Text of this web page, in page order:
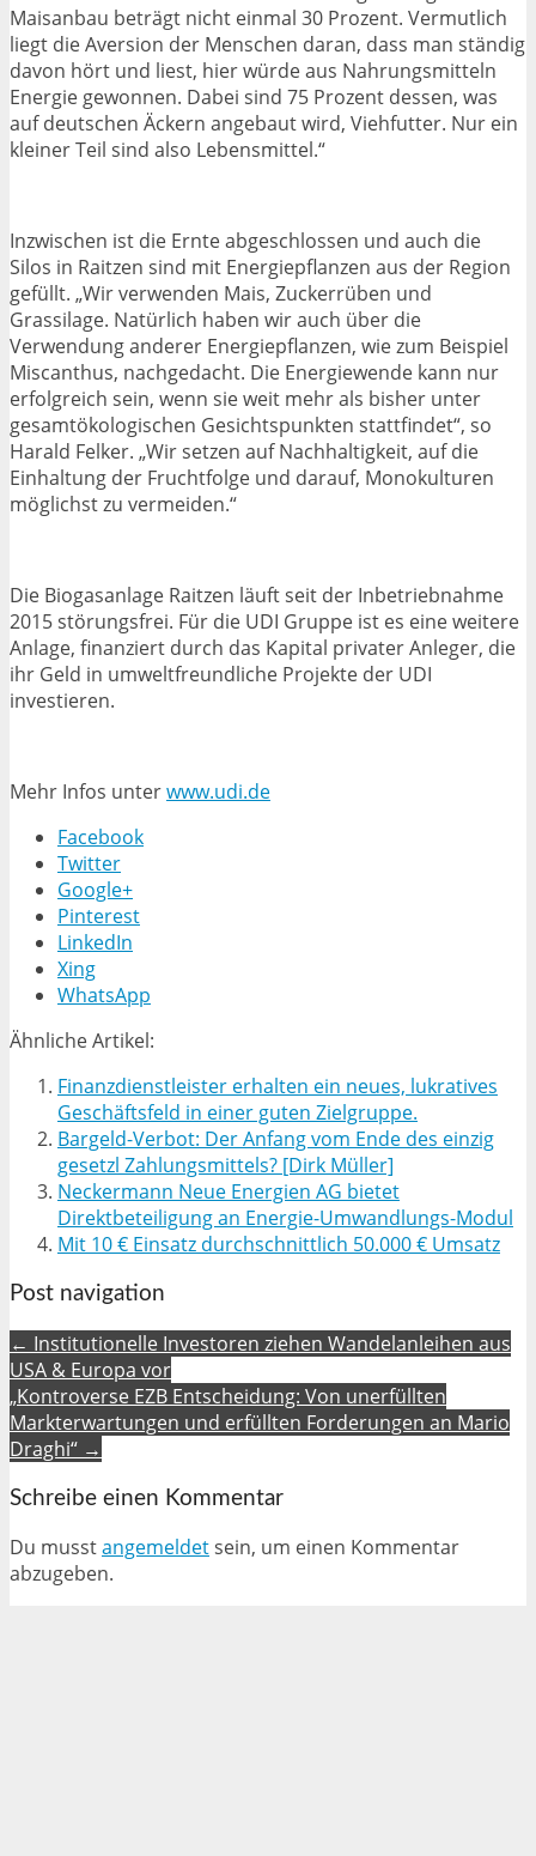
Maisanbau beträgt nicht einmal 30 Prozent. Vermutlich
liegt die Aversion der Menschen daran, dass man ständig
davon hört und liest, hier würde aus Nahrungsmitteln
Energie gewonnen. Dabei sind 75 Prozent dessen, was
auf deutschen Äckern angebaut wird, Viehfutter. Nur ein
kleiner Teil sind also Lebensmittel.“
Inzwischen ist die Ernte abgeschlossen und auch die
Silos in Raitzen sind mit Energiepflanzen aus der Region
gefüllt. „Wir verwenden Mais, Zuckerrüben und
Grassilage. Natürlich haben wir auch über die
Verwendung anderer Energiepflanzen, wie zum Beispiel
Miscanthus, nachgedacht. Die Energiewende kann nur
erfolgreich sein, wenn sie weit mehr als bisher unter
gesamtökologischen Gesichtspunkten stattfindet“, so
Harald Felker. „Wir setzen auf Nachhaltigkeit, auf die
Einhaltung der Fruchtfolge und darauf, Monokulturen
möglichst zu vermeiden.“
Die Biogasanlage Raitzen läuft seit der Inbetriebnahme
2015 störungsfrei. Für die UDI Gruppe ist es eine weitere
Anlage, finanziert durch das Kapital privater Anleger, die
ihr Geld in umweltfreundliche Projekte der UDI
investieren.
Mehr Infos unterwww.udi.de
Facebook
Twitter
Google+
Pinterest
LinkedIn
Xing
WhatsApp
Ähnliche Artikel:
Finanzdienstleister erhalten ein neues, lukratives
Geschäftsfeld in einer guten Zielgruppe.
Bargeld-Verbot: Der Anfang vom Ende des einzig
gesetzl Zahlungsmittels? [Dirk Müller]
Neckermann Neue Energien AG bietet
Direktbeteiligung an Energie-Umwandlungs-Modul
Mit 10 € Einsatz durchschnittlich 50.000 € Umsatz
Post navigation
← Institutionelle Investoren ziehen Wandelanleihen aus
USA & Europa vor
„Kontroverse EZB Entscheidung: Von unerfüllten
Markterwartungen und erfüllten Forderungen an Mario
Draghi“ →
Schreibe einen Kommentar
Du musstangemeldetsein, um einen Kommentar
abzugeben.